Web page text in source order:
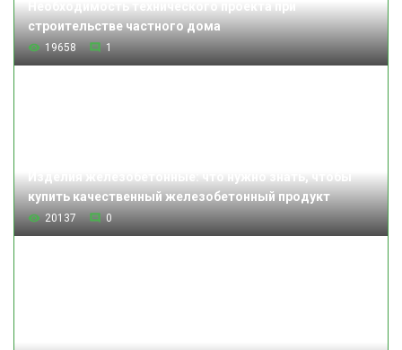
строительстве частного дома
19658 1
купить качественный железобетонный продукт
20137 0